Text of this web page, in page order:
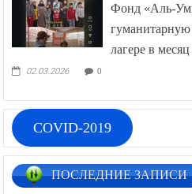
Фонд «Аль-
лагере в
02.03.2026 0
COVID-2019
ПОСЛЕДНИЕ ЗАПИСИ